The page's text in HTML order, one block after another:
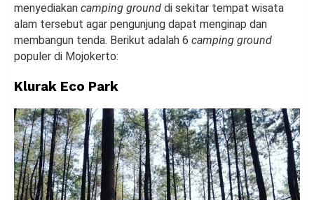
menyediakan camping ground di sekitar tempat wisata
alam tersebut agar pengunjung dapat menginap dan
membangun tenda. Berikut adalah 6 camping ground
populer di Mojokerto:
Klurak Eco Park